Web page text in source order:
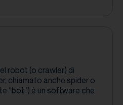
robot (o crawler) di
chiamato anche spider o
“bot”) è un software che